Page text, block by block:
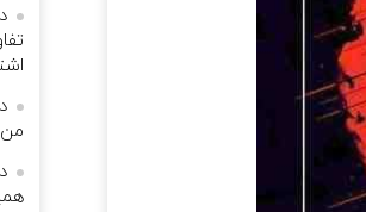
من